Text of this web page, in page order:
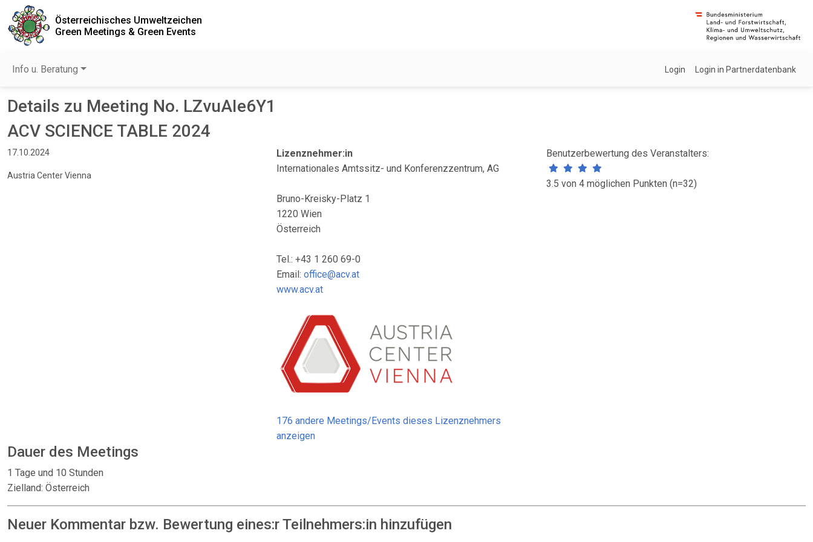
Österreichisches Umweltzeichen
Green Meetings & Green Events
Info u. Beratung Login Login in Partnerdatenbank
Details zu Meeting No. LZvuAIe6Y1
ACV SCIENCE TABLE 2024
17.10.2024
Austria Center Vienna
Lizenznehmer:in
Internationales Amtssitz- und Konferenzzentrum, AG
Bruno-Kreisky-Platz 1
1220 Wien
Österreich
Tel.: +43 1 260 69-0
Email:office@acv.at
www.acv.at
176 andere Meetings/Events dieses Lizenznehmers
anzeigen
Benutzerbewertung des Veranstalters:
3.5 von 4 möglichen Punkten (n=32)
Dauer des Meetings
1 Tage und 10 Stunden
Zielland: Österreich
Neuer Kommentar bzw. Bewertung eines:r Teilnehmers:in hinzufügen